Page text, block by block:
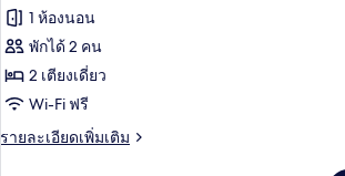
ของ
ห้อง
พัก,
เตียง
เดี่ยว
1 ห้องนอน
พักได้ 2 คน
2 เตียงเดี่ยว
Wi-Fi ฟรี
รายละเอียดเพิ่มเติม
ราย